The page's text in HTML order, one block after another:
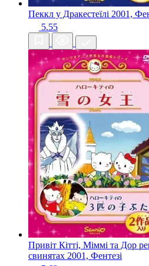
Пеккл у Дракестеїлі 2001,
5.55
Привіт Кітті, Міммі та Дор
свинятах 2001, Фентезі